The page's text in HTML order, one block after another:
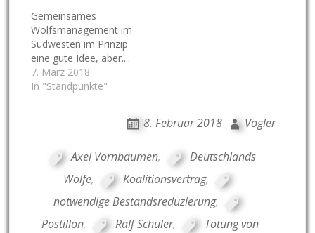
Gemeinsames
Wolfsmanagement im
Südwesten im Prinzip
eine gute Idee, aber....
7. März 2018
In "Standpunkte"
8. Februar 2018 Vogler
Axel Vornbäumen,
Deutschlands
Wölfe, Koalitionsvertrag,
notwendige Bestandsreduzierung,
Postillon, Ralf Schuler,
Tötung von